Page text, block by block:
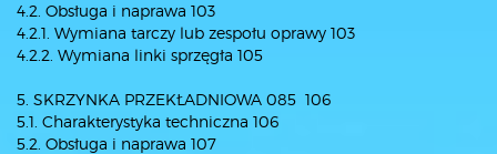
4.2. Obsługa i naprawa 103
4.2.1. Wymiana tarczy lub zespołu oprawy 103
4.2.2. Wymiana linki sprzęgła 105
5. SKRZYNKA PRZEKŁADNIOWA 085 106
5.1. Charakterystyka techniczna 106
5.2. Obsługa i naprawa 107